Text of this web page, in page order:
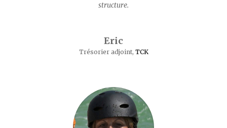
structure.
Eric
Trésorier adjoint, TCK